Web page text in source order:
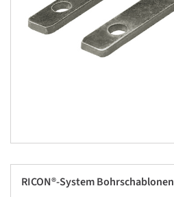
RICON®-System Bohrschablonen